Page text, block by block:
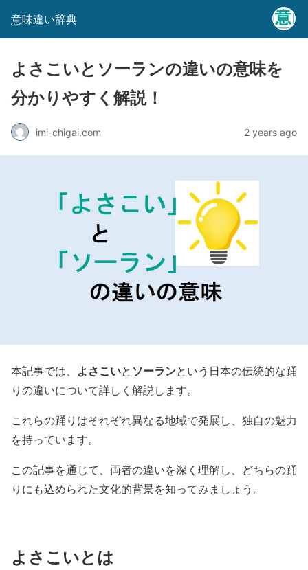
意味違い辞典
よさこいとソーランの違いの意味を
分かりやすく解説！
imi-chigai.com 2 years ago
本記事では、 よさこいと ソーランという日本の伝統的な踊
りの違いについて詳しく解説します。
これらの踊りはそれぞれ異なる地域で発展し、独自の魅力
を持っています。
この記事を通じて、両者の違いを深く理解し、どちらの踊
りにも込められた文化的背景を知ってみましょう。
よさこいとは